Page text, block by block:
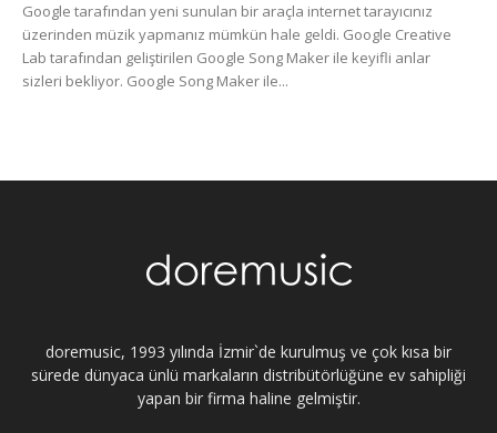
Google tarafından yeni sunulan bir araçla internet tarayıcınız
üzerinden müzik yapmanız mümkün hale geldi. Google Creative
Lab tarafından geliştirilen Google Song Maker ile keyifli anlar
sizleri bekliyor. Google Song Maker ile...
doremusic, 1993 yılında İzmir`de kurulmuş ve çok kısa bir
sürede dünyaca ünlü markaların distribütörlüğüne ev sahipliği
yapan bir firma haline gelmiştir.